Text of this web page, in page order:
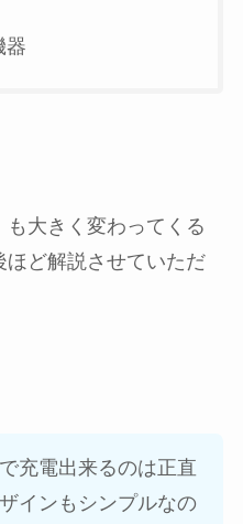
器
大きく変わってくる
ど解説させていただ
充電出来るのは正直
インもシンプルなの